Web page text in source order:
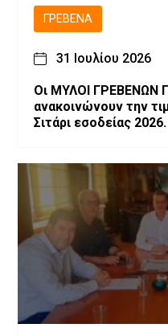
ΓΡΕΒΕΝΆ
31 Ιουλίου 2026
Οι ΜΥΛΟΙ ΓΡΕΒΕΝΩΝ
ανακοινώνουν την
Σιτάρι εσοδείας 2026.